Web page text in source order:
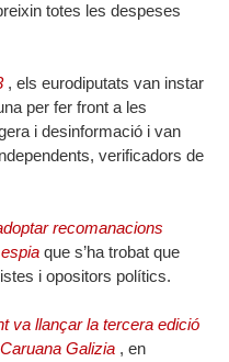
totes les despeses
, els eurodiputats van instar
per fer front a les
i desinformació i van
verificadors de
recomanacions
que s’ha trobat que
i opositors polítics.
va llançar la tercera edició
Galizia , en